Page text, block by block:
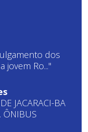
dos
jovem Ro..."
JACARACI-BA
ÔNIBUS